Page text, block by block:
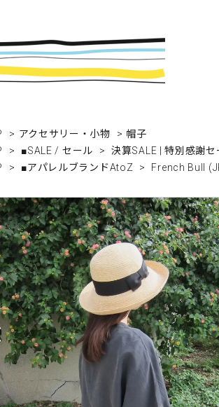
ターフレーム
セサリー・小物 レコード・
/ セール OUTLET /
ブランドAtoZ
In
> アクセサリー・小物 > 帽子
> ■SALE / セール > 決算SALE | 特別感謝セ
> ■アパレルブランドAtoZ > French Bull